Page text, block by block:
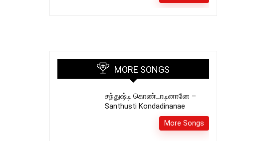
MORE SONGS
சந்துஷ்டி கொண்டாடினானே –
Santhusti Kondadinanae
More Songs